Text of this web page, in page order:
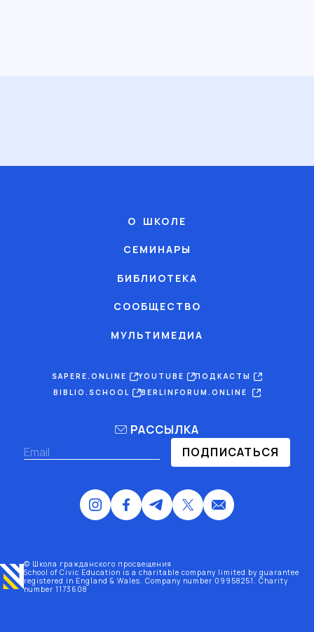
О ШКОЛЕ
СЕМИНАРЫ
БИБЛИОТЕКА
СООБЩЕСТВО
МУЛЬТИМЕДИА
SAPERE.ONLINE YOUTUBE
ПОДКАСТЫ
BIBLIO.SCHOOL
BERLINFORUM.ONLINE
РАССЫЛКА
ПОДПИСАТЬСЯ
© Школа гражданского просвещения
School of Civic Education is a charitable company limited by guarantee
registered in England & Wales. Company number 09958251. Charity
number 1173608